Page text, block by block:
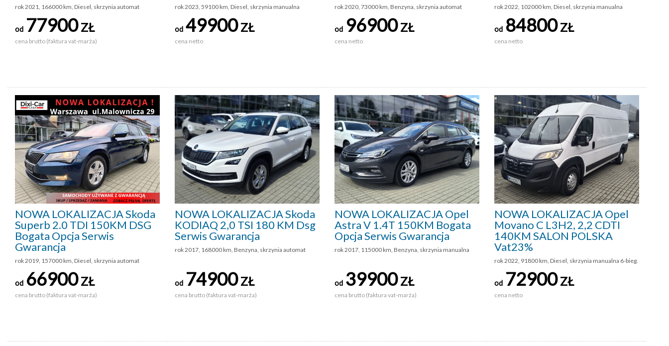
rok 2021, 166000 km, Diesel, skrzynia automat
od 77900ZŁ
cena brutto (faktura vat-marża)
rok 2023, 59100 km, Diesel, skrzynia manualna
od 49900ZŁ
cena netto
rok 2020, 73000 km, Benzyna, skrzynia automat
od 96900ZŁ
cena netto
rok 2022, 102000 km, Diesel, skrzynia manualna
od 84800ZŁ
cena netto
NOWA LOKALIZACJA Skoda
Superb 2.0 TDI 150KM DSG
Bogata Opcja Serwis
Gwarancja
rok 2019, 157000 km, Diesel, skrzynia automat
od 66900ZŁ
cena brutto (faktura vat-marża)
NOWA LOKALIZACJA Skoda
KODIAQ 2,0 TSI 180 KM Dsg
Serwis Gwarancja
rok 2017, 168000 km, Benzyna, skrzynia automat
od 74900ZŁ
cena brutto (faktura vat-marża)
NOWA LOKALIZACJA Opel
Astra V 1.4T 150KM Bogata
Opcja Serwis Gwarancja
rok 2017, 115000 km, Benzyna, skrzynia manualna
od 39900ZŁ
cena brutto (faktura vat-marża)
NOWA LOKALIZACJA Opel
Movano C L3H2, 2,2 CDTI
140KM SALON POLSKA
Vat23%
rok 2022, 91800 km, Diesel, skrzynia manualna 6-bieg.
od 72900ZŁ
cena netto